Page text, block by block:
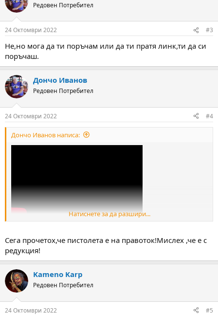
Редовен Потребител
24 Октомври 2022 #3
Не,но мога да ти поръчам или да ти пратя линк,ти да си
поръчаш.
Дончо Иванов
Редовен Потребител
24 Октомври 2022 #4
Дончо Иванов написа:
Натиснете за да разшири...
Сега прочетох,че пистолета е на правоток!Мислех ,че е с
редукция!
Kameno Karp
Редовен Потребител
24 Октомври 2022 #5